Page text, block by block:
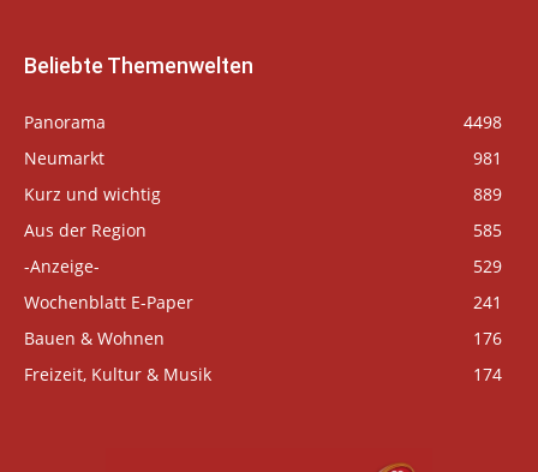
Beliebte Themenwelten
Panorama
4498
Neumarkt
981
Kurz und wichtig
889
Aus der Region
585
-Anzeige-
529
Wochenblatt E-Paper
241
Bauen & Wohnen
176
Freizeit, Kultur & Musik
174